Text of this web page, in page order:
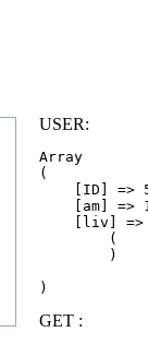
USER:
Array
(
[ID] =>
[am] =>
[liv] =>
        (
        )
GET :